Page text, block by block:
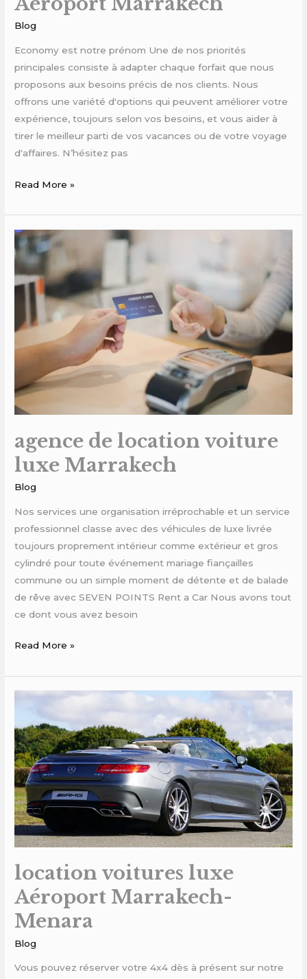
Blog
Economy est notre prénom Une de nos priorités
principales consiste à adapter chaque forfait que nous
proposons aux besoins précis de nos clients. Nous
offrons une variété d'options qui peuvent améliorer votre
expérience, toujours selon vos besoins, et vous aider à
tirer le meilleur parti de vos vacances ou de votre voyage
d'affaires. N’hésitez pas
Read More »
agence de location voiture
luxe Marrakech
Blog
Nos services une organisation irréprochable et un service
professionnel classe avec des véhicules de luxe livrée
toujours proprement intérieur comme extérieur et gros
cylindré pour toute événement mariage fiançailles
commune ou un simple moment de détente et de balade
de rêve avec SEVEN POINTS Rent a Car Nous avons tout
ce dont vous avez besoin
agence
de
location
voiture
luxe
Marrakech
Read More »
location voitures luxe
Aéroport Marrakech-
Menara
Blog
Vous pouvez réserver votre 4x4 dès à présent sur notre
location
luxe
Aéroport
Marrakech-
Menara